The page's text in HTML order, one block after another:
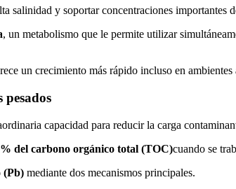
salinidad y soportar concentraciones importantes
, un metabolismo que le permite utilizar
un crecimiento más rápido incluso en ambientes
capacidad para reducir la carga
del carbono orgánico total (TOC)cuando se
(Pb) mediante dos mecanismos principales.